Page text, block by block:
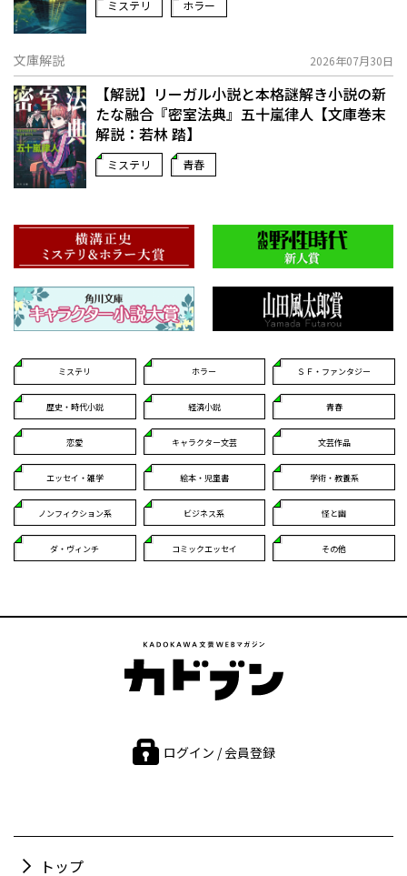
ミステリ ホラー
文庫解説 2026年07月30日
【解説】リーガル小説と本格謎解き小説の新
たな融合――『密室法典』五十嵐律人【文庫巻末
解説：若林 踏】
ミステリ 青春
ミステリ ホラー ＳＦ・ファンタジー
歴史・時代小説 経済小説 青春
恋愛 キャラクター文芸 文芸作品
エッセイ・雑学 絵本・児童書 学術・教養系
ノンフィクション系 ビジネス系 怪と幽
ダ・ヴィンチ コミックエッセイ その他
ログイン / 会員登録
トップ